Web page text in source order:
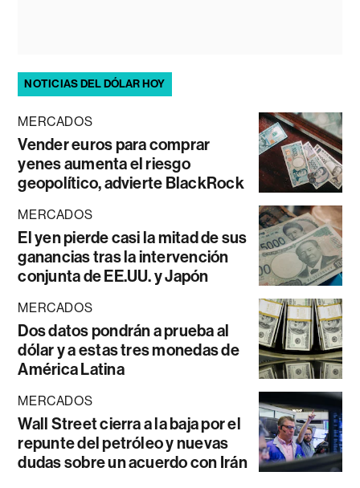
NOTICIAS DEL DÓLAR HOY
MERCADOS
Vender euros para comprar
yenes aumenta el riesgo
geopolítico, advierte BlackRock
MERCADOS
El yen pierde casi la mitad de sus
ganancias tras la intervención
conjunta de EE.UU. y Japón
MERCADOS
Dos datos pondrán a prueba al
dólar y a estas tres monedas de
América Latina
MERCADOS
Wall Street cierra a la baja por el
repunte del petróleo y nuevas
dudas sobre un acuerdo con Irán